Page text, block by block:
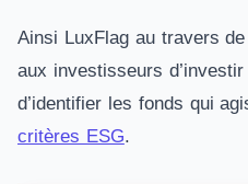
Ainsi LuxFlag au travers
aux investisseurs
d’identifier les fonds qui
critères ESG.